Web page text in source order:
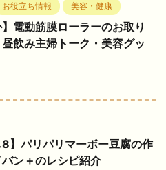
お役立ち情報 美容・健康
】電動筋膜ローラーのお取り
飲み主婦トーク・美容グッ
8】パリパリマーボー豆腐の作
ン＋のレシピ紹介